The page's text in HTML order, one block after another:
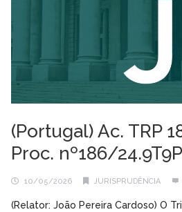
(Portugal) Ac. TRP
Proc. nº186/
10/05/2026 JURISPRUDÊNCIA
(Relator: João Pereira Cardoso) O